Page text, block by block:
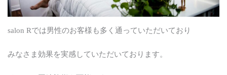
salon Rでは男性のお客様も多く通っていただいており
みなさま効果を実感していただいております。